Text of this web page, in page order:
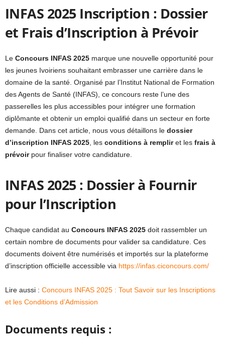
INFAS 2025 Inscription : Dossier
et Frais d’Inscription à Prévoir
Le Concours INFAS 2025 marque une nouvelle opportunité pour
les jeunes Ivoiriens souhaitant embrasser une carrière dans le
domaine de la santé. Organisé par l’Institut National de Formation
des Agents de Santé (INFAS), ce concours reste l’une des
passerelles les plus accessibles pour intégrer une formation
diplômante et obtenir un emploi qualifié dans un secteur en forte
demande. Dans cet article, nous vous détaillons le dossier
d’inscription INFAS 2025, les conditions à rempliret les frais à
prévoirpour finaliser votre candidature.
INFAS 2025 : Dossier à Fournir
pour l’Inscription
Chaque candidat au Concours INFAS 2025 doit rassembler un
certain nombre de documents pour valider sa candidature. Ces
documents doivent être numérisés et importés sur la plateforme
d’inscription officielle accessible via https://infas.ciconcours.com/
Lire aussi : Concours INFAS 2025 : Tout Savoir sur les Inscriptions
et les Conditions d’Admission
Documents requis :